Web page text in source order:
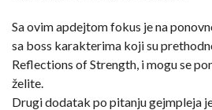
Sa ovim apdejtom fokus je na
sa boss karakterima koji su
Reflections of Strength, i mogu se
želite.
Drugi dodatak po pitanju gejmpleja